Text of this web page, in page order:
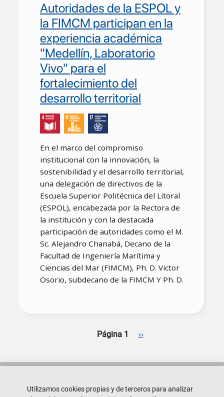
Autoridades de la ESPOL y
la FIMCM participan en la
experiencia académica
"Medellín, Laboratorio
Vivo" para el
fortalecimiento del
desarrollo territorial
En el marco del compromiso
institucional con la innovación, la
sostenibilidad y el desarrollo territorial,
una delegación de directivos de la
Escuela Superior Politécnica del Litoral
(ESPOL), encabezada por la Rectora de
la institución y con la destacada
participación de autoridades como el M.
Sc. Alejandro Chanabá, Decano de la
Facultad de Ingeniería Marítima y
Ciencias del Mar (FIMCM), Ph. D. Victor
Osorio, subdecano de la FIMCM Y Ph. D.
Página 1 Siguiente página
››
Utilizamos cookies propias y de terceros para analizar